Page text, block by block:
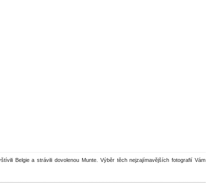
Belgie a strávili dovolenou Munte. Výběr těch nejzajímavějších fotografií Vám